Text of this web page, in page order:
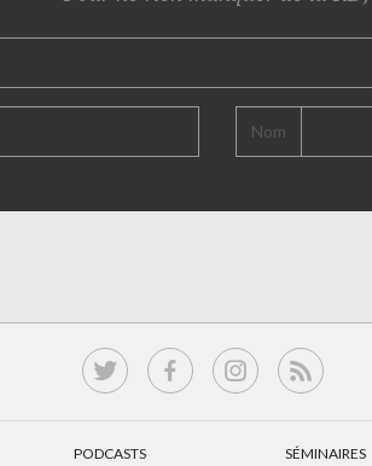
Nom
PODCASTS SÉMINAIRES